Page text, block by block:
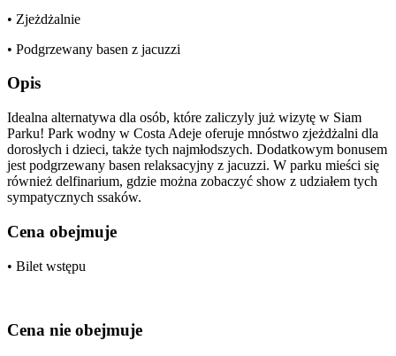
• Zjeżdżalnie
• Podgrzewany basen z jacuzzi
Opis
Idealna alternatywa dla osób, które zaliczyly już wizytę w Siam
Parku! Park wodny w Costa Adeje oferuje mnóstwo zjeżdżalni dla
dorosłych i dzieci, także tych najmłodszych. Dodatkowym bonusem
jest podgrzewany basen relaksacyjny z jacuzzi. W parku mieści się
również delfinarium, gdzie można zobaczyć show z udziałem tych
sympatycznych ssaków.
Cena obejmuje
• Bilet wstępu
Cena nie obejmuje